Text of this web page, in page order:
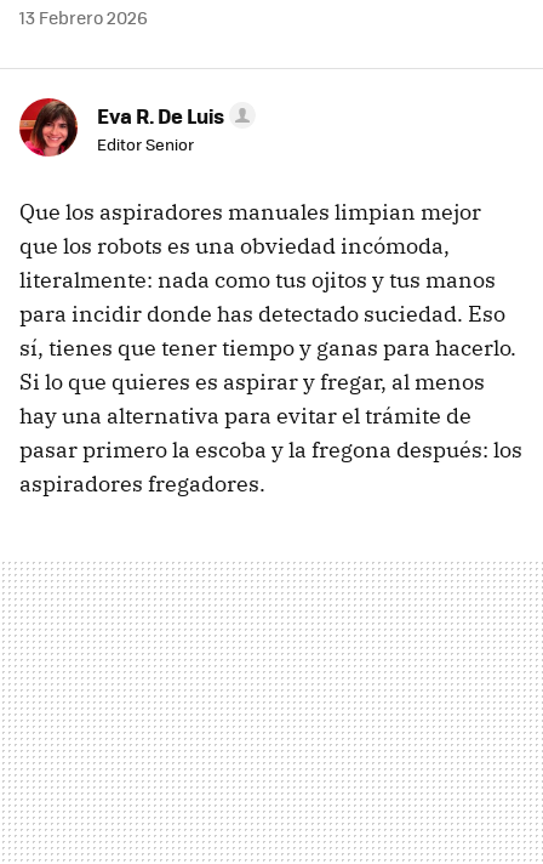
13 Febrero 2026
Eva R. De Luis
Editor Senior
Que los aspiradores manuales limpian mejor
que los robots es una obviedad incómoda,
literalmente: nada como tus ojitos y tus manos
para incidir donde has detectado suciedad. Eso
sí, tienes que tener tiempo y ganas para hacerlo.
Si lo que quieres es aspirar y fregar, al menos
hay una alternativa para evitar el trámite de
pasar primero la escoba y la fregona después: los
aspiradores fregadores.